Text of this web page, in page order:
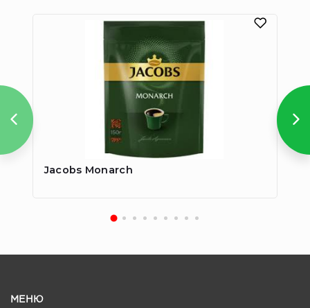
Jacobs Monarch
МЕНЮ